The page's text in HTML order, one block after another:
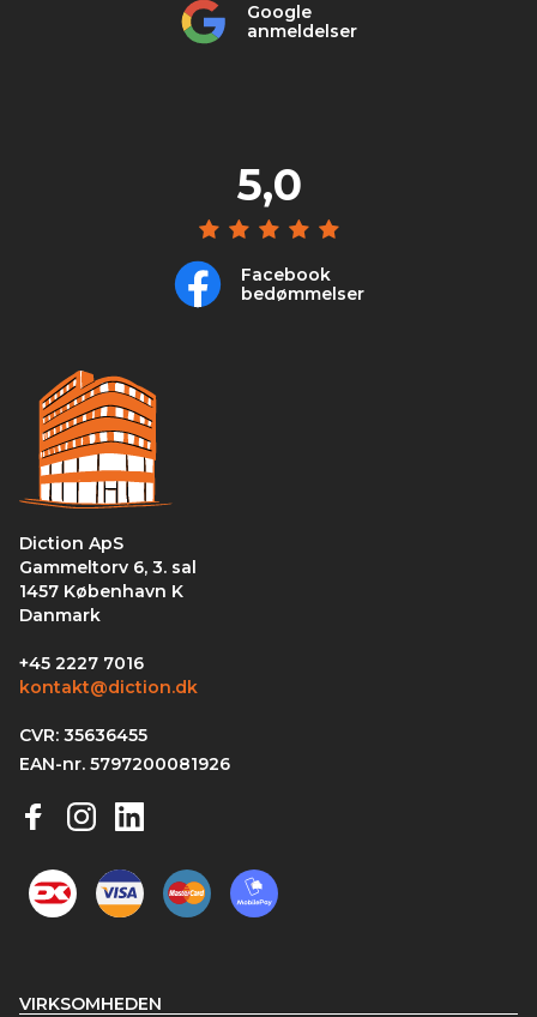
Google
anmeldelser
5,0
Facebook
bedømmelser
Diction ApS
Gammeltorv 6, 3. sal
1457 København K
Danmark
+45 2227 7016
kontakt@diction.dk
CVR: 35636455
EAN-nr. 5797200081926
VIRKSOMHEDEN